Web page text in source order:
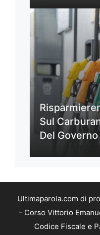
Sul
Del
Ultimaparola.com di
- Corso Vittorio
Codice Fiscale e